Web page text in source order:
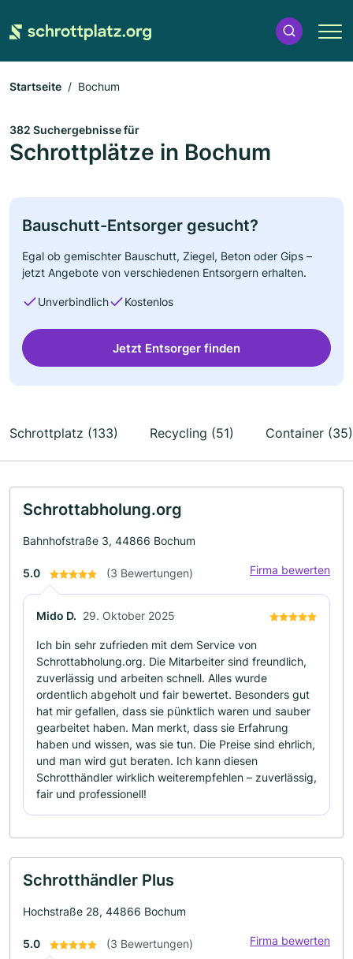
Startseite Bochum
382 Suchergebnisse für
Schrottplätze in Bochum
Bauschutt-Entsorger gesucht?
Egal ob gemischter Bauschutt, Ziegel, Beton oder Gips –
jetzt Angebote von verschiedenen Entsorgern erhalten.
Unverbindlich Kostenlos
Jetzt Entsorger finden
Schrottplatz (133) Recycling (51) Container (35)
Schrottabholung.org
Bahnhofstraße 3, 44866 Bochum
5.0 (3 Bewertungen) Firma bewerten
Mido D. 29. Oktober 2025
Ich bin sehr zufrieden mit dem Service von
Schrottabholung.org. Die Mitarbeiter sind freundlich,
zuverlässig und arbeiten schnell. Alles wurde
ordentlich abgeholt und fair bewertet. Besonders gut
hat mir gefallen, dass sie pünktlich waren und sauber
gearbeitet haben. Man merkt, dass sie Erfahrung
haben und wissen, was sie tun. Die Preise sind ehrlich,
und man wird gut beraten. Ich kann diesen
Schrotthändler wirklich weiterempfehlen – zuverlässig,
fair und professionell!
Schrotthändler Plus
Hochstraße 28, 44866 Bochum
5.0 (3 Bewertungen) Firma bewerten